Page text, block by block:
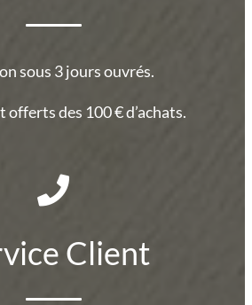
sous 3 jours ouvrés.
offerts des 100 € d’achats.
Client